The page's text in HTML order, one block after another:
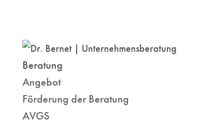
Beratung
Angebot
Förderung der Beratung
AVGS